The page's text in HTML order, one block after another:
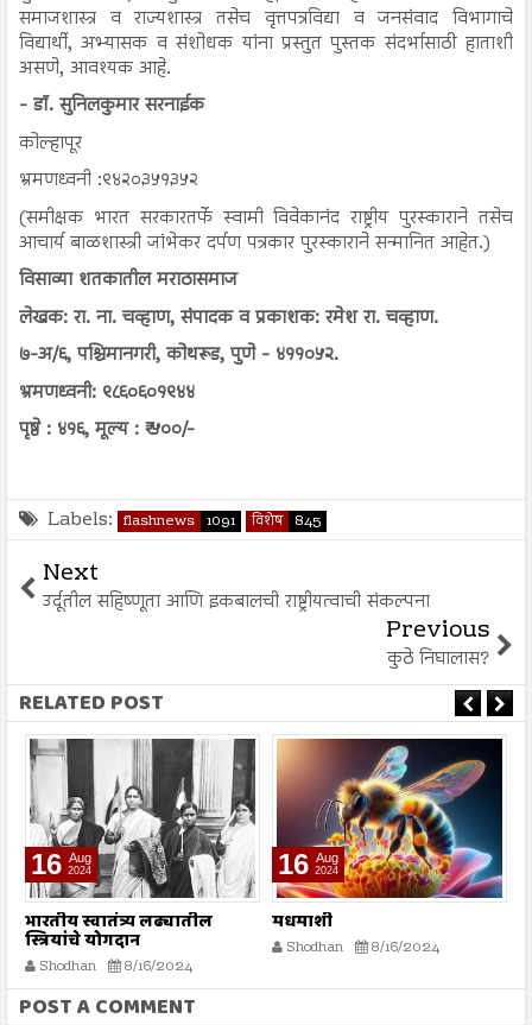
समाजशास्त्र व राज्यशास्त्र तसेच वृत्तपत्रविद्या व जनसंवाद विभागाचे
विद्यार्थी, अभ्यासक व संशोधक यांना प्रस्तुत पुस्तक संदर्भासाठी हाताशी
असणे, आवश्यक आहे.
- डॉ. सुनिलकुमार सरनाईक
कोल्हापूर
भ्रमणध्वनी :९४२०३५१३५२
(समीक्षक भारत सरकारतर्फे स्वामी विवेकानंद राष्ट्रीय पुरस्काराने तसेच
आचार्य बाळशास्त्री जांभेकर दर्पण पत्रकार पुरस्काराने सन्मानित आहेत.)
विसाव्या शतकातील मराठासमाज
लेखक: रा. ना. चव्हाण, संपादक व प्रकाशक: रमेश रा. चव्हाण.
७-अ/६, पश्चिमानगरी, कोथरूड, पुणे - ४११०५२.
भ्रमणध्वनी: ९८६०६०१९४४
पृष्ठे : ४१६, मूल्य : ₹ ५००/-
Labels: flashnews 1091 विशेष 845
Next
उर्दूतील सहिष्णूता आणि इकबालची राष्ट्रीयत्वाची संकल्पना
Previous
कुठे निघालास?
RELATED POST
16 Aug
2024
भारतीय स्वातंत्र्य लढ्यातील
स्त्रियांचे योगदान
Shodhan 8/16/2024
16 Aug
2024
मधमाशी
Shodhan 8/16/2024
POST A COMMENT